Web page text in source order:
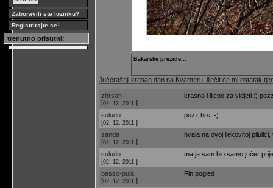
Zaboravili ste lozinku?
Registrirajte se!
trenutno prisutni:
Bakarske prezide...
Jučerašnji krasan dan na Kvarneru, liječit će mi ostatak
zhrsan
[02. 12. 2011. ]
krasno i lijepo za vidjeti :)
suludo
[02. 12. 2011. ]
pozz hrs :-)
sanda
[02. 12. 2011. ]
hvala na ovoj ljekovitoj
suludo
[02. 12. 2011. ]
ma ja sam bio samo jučer
basso-pula
[02. 12. 2011. ]
Fin pogled